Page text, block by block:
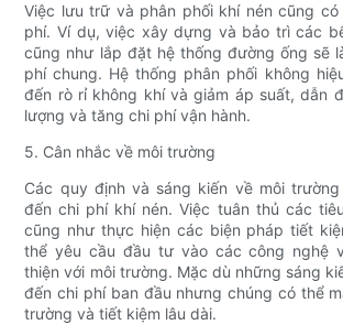
Việc lưu trữ và phân phối khí nén cũng
phí. Ví dụ, việc xây dựng và bảo trì các
cũng như lắp đặt hệ thống đường ống sẽ
phí chung. Hệ thống phân phối không
đến rò rỉ không khí và giảm áp suất, dẫn
lượng và tăng chi phí vận hành.
5. Cân nhắc về môi trường
Các quy định và sáng kiến ​​về môi
đến chi phí khí nén. Việc tuân thủ các
cũng như thực hiện các biện pháp tiết
thể yêu cầu đầu tư vào các công nghệ
thiện với môi trường. Mặc dù những sáng
đến chi phí ban đầu nhưng chúng có thể
trường và tiết kiệm lâu dài.